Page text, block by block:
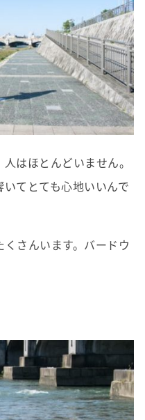
はほとんどいません。
てとても心地いいんで
さんいます。バードウ